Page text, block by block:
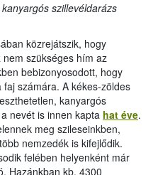
szillevéldarázs
közrejátszik, hogy
szükséges hím az
bebizonyosodott, hogy
számára. A kékes-zöldes
kanyargós
nevét is innen kapta hat éve.
meg szileseinkben,
nemzedék is kifejlődik.
felében helyenként már
Hazánkban kb. 4300